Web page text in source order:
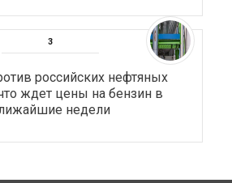
российских нефтяных
ждет цены на бензин в
недели